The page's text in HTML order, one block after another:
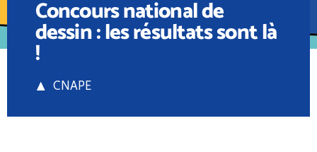
Concours national de
dessin : les résultats sont là
!
CNAPE